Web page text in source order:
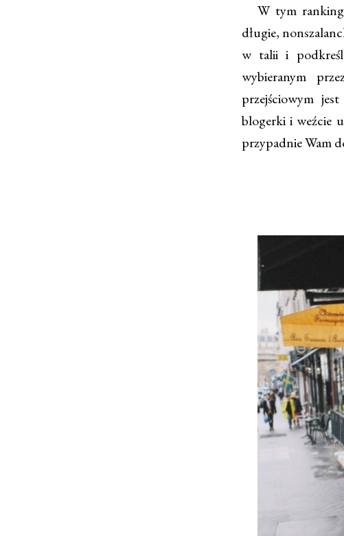
W tym
długie,
w talii i
wybieranym
przejściowym
blogerki i weźcie
przypadnie Wam